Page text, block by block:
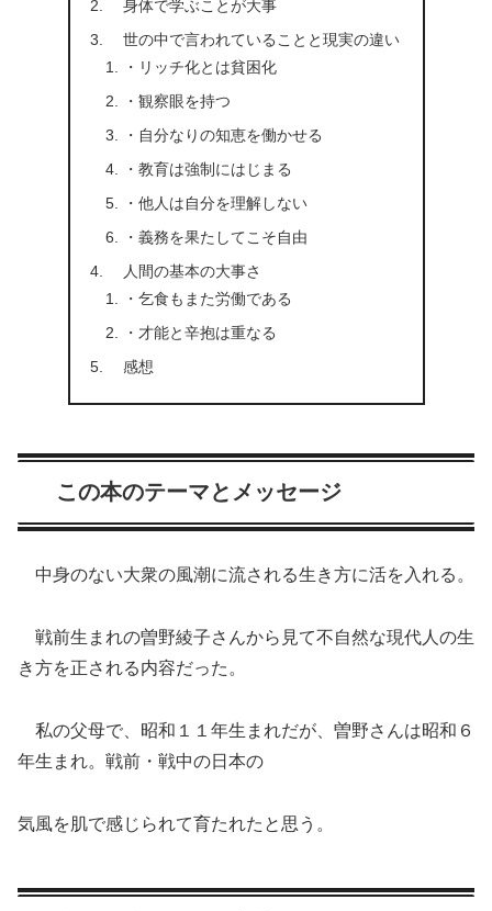
身体で学ぶことが大事
世の中で言われていることと現実の違い
・リッチ化とは貧困化
・観察眼を持つ
・自分なりの知恵を働かせる
・教育は強制にはじまる
・他人は自分を理解しない
・義務を果たしてこそ自由
人間の基本の大事さ
・乞食もまた労働である
・才能と辛抱は重なる
感想
この本のテーマとメッセージ
中身のない大衆の風潮に流される生き方に活を入れる。
戦前生まれの曽野綾子さんから見て不自然な現代人の生
き方を正される内容だった。
私の父母で、昭和１１年生まれだが、曽野さんは昭和６
年生まれ。戦前・戦中の日本の
気風を肌で感じられて育たれたと思う。